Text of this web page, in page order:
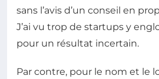
sans l’avis d’un conseil en
J’ai vu trop de startups y
pour un résultat incertain.
Par contre, pour le nom et le